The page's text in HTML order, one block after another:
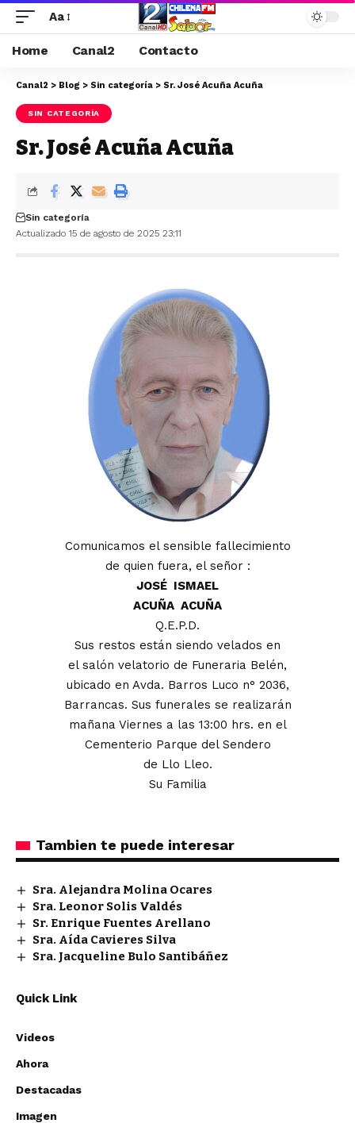
Aa
Home Canal2 Contacto
Canal2 > Blog > Sin categoría > Sr. José Acuña Acuña
SIN CATEGORÍA
Sr. José Acuña Acuña
Actualizado 15 de agosto de 2025 23:11
Sin categoría
Comunicamos el sensible fallecimiento
de quien fuera, el señor :
JOSÉ ISMAEL
ACUÑA ACUÑA
Q.E.P.D.
Sus restos están siendo velados en
el salón velatorio de Funeraria Belén,
ubicado en Avda. Barros Luco n° 2036,
Barrancas. Sus funerales se realizarán
mañana Viernes a las 13:00 hrs. en el
Cementerio Parque del Sendero
de Llo Lleo.
Su Familia
Tambien te puede interesar
Sra. Alejandra Molina Ocares
Sra. Leonor Solis Valdés
Sr. Enrique Fuentes Arellano
Sra. Aída Cavieres Silva
Sra. Jacqueline Bulo Santibáñez
Quick Link
Videos
Ahora
Destacadas
Imagen